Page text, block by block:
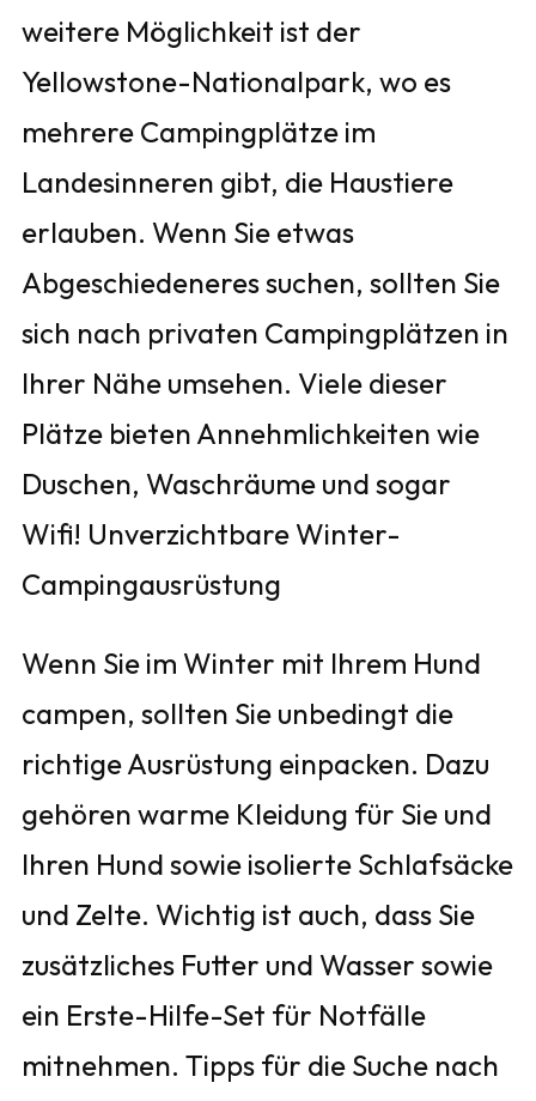
weitere Möglichkeit ist der
Yellowstone-Nationalpark, wo es
mehrere Campingplätze im
Landesinneren gibt, die Haustiere
erlauben. Wenn Sie etwas
Abgeschiedeneres suchen, sollten Sie
sich nach privaten Campingplätzen in
Ihrer Nähe umsehen. Viele dieser
Plätze bieten Annehmlichkeiten wie
Duschen, Waschräume und sogar
Wifi! Unverzichtbare Winter-
Campingausrüstung
Wenn Sie im Winter mit Ihrem Hund
campen, sollten Sie unbedingt die
richtige Ausrüstung einpacken. Dazu
gehören warme Kleidung für Sie und
Ihren Hund sowie isolierte Schlafsäcke
und Zelte. Wichtig ist auch, dass Sie
zusätzliches Futter und Wasser sowie
ein Erste-Hilfe-Set für Notfälle
mitnehmen. Tipps für die Suche nach